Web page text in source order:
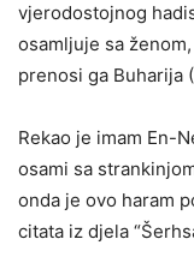
vjerodostojnog
osamljuje sa
prenosi ga Buharija
Rekao je imam En-
osami sa
onda je ovo haram
citata iz djela